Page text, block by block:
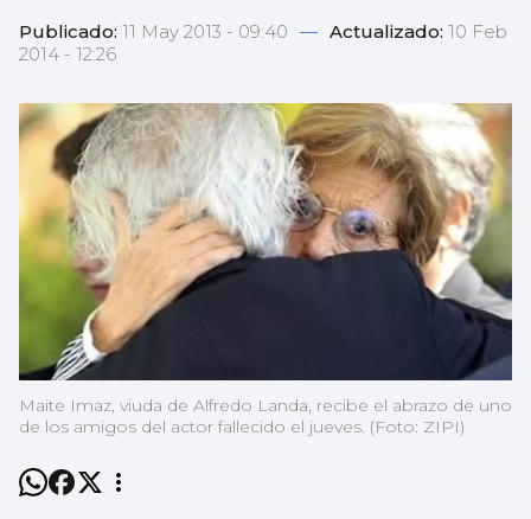
Publicado: 11 May 2013 - 09:40 — Actualizado: 10 Feb
2014 - 12:26
Maite Imaz, viuda de Alfredo Landa, recibe el abrazo de uno
de los amigos del actor fallecido el jueves. (Foto: ZIPI)